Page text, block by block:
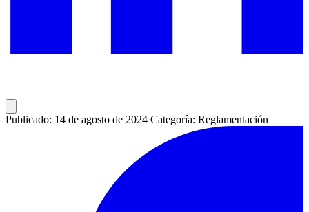
Publicado: 14 de agosto de 2024 Categoría: Reglamentación